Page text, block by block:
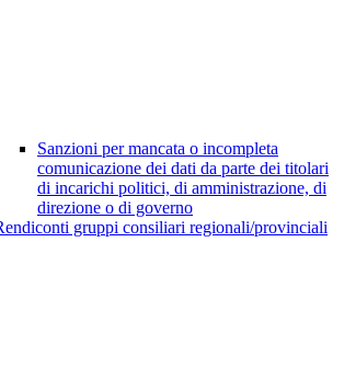
Sanzioni per mancata o incompleta
comunicazione dei dati da parte dei titolari
di incarichi politici, di amministrazione, di
direzione o di governo
gruppi consiliari regionali/provinciali